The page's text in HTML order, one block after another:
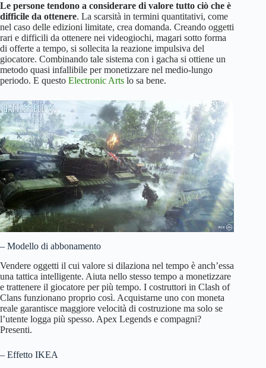
Le persone tendono a considerare di valore tutto ciò che è
difficile da ottenere. La scarsità in termini quantitativi, come
nel caso delle edizioni limitate, crea domanda. Creando oggetti
rari e difficili da ottenere nei videogiochi, magari sotto forma
di offerte a tempo, si sollecita la reazione impulsiva del
giocatore. Combinando tale sistema con i gacha si ottiene un
metodo quasi infallibile per monetizzare nel medio-lungo
periodo. E questo Electronic Arts lo sa bene.
– Modello di abbonamento
Vendere oggetti il cui valore si dilaziona nel tempo è anch’essa
una tattica intelligente. Aiuta nello stesso tempo a monetizzare
e trattenere il giocatore per più tempo. I costruttori in Clash of
Clans funzionano proprio così. Acquistarne uno con moneta
reale garantisce maggiore velocità di costruzione ma solo se
l’utente logga più spesso. Apex Legends e compagni?
Presenti.
– Effetto IKEA